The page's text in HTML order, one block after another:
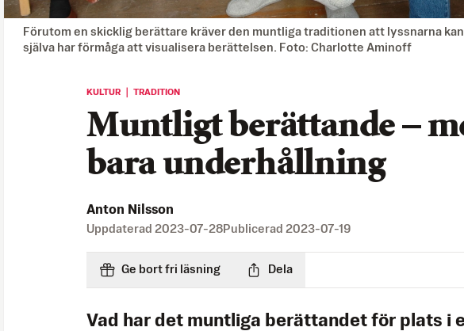
Förutom en skicklig berättare kräver den muntliga traditionen att lyssnarna
själva har förmåga att visualisera berättelsen. Foto: Charlotte Aminoff
KULTUR ｜ TRADITION
Muntligt berättande –
bara underhållning
Anton Nilsson
Uppdaterad 2023-07-28 Publicerad 2023-07-19
Ge bort fri läsning Dela
Vad har det muntliga berättandet för plats i